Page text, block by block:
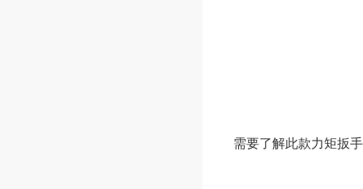
需要了解此款力矩扳